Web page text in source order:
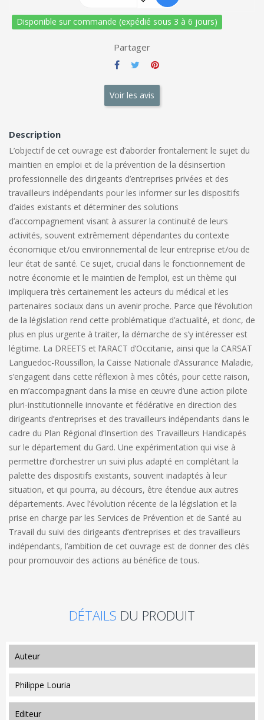
Disponible sur commande (expédié sous 3 à 6 jours)
Partager
Voir les avis
Description
L’objectif de cet ouvrage est d’aborder frontalement le sujet du
maintien en emploi et de la prévention de la désinsertion
professionnelle des dirigeants d’entreprises privées et des
travailleurs indépendants pour les informer sur les dispositifs
d’aides existants et déterminer des solutions
d’accompagnement visant à assurer la continuité de leurs
activités, souvent extrêmement dépendantes du contexte
économique et/ou environnemental de leur entreprise et/ou de
leur état de santé. Ce sujet, crucial dans le fonctionnement de
notre économie et le maintien de l’emploi, est un thème qui
impliquera très certainement les acteurs du médical et les
partenaires sociaux dans un avenir proche. Parce que l’évolution
de la législation rend cette problématique d’actualité, et donc, de
plus en plus urgente à traiter, la démarche de s’y intéresser est
légitime. La DREETS et l’ARACT d’Occitanie, ainsi que la CARSAT
Languedoc-Roussillon, la Caisse Nationale d’Assurance Maladie,
s’engagent dans cette réflexion à mes côtés, pour cette raison,
en m’accompagnant dans la mise en œuvre d’une action pilote
pluri-institutionnelle innovante et fédérative en direction des
dirigeants d’entreprises et des travailleurs indépendants dans le
cadre du Plan Régional d’Insertion des Travailleurs Handicapés
sur le département du Gard. Une expérimentation qui vise à
permettre d’orchestrer un suivi plus adapté en complétant la
palette des dispositifs existants, souvent inadaptés à leur
situation, et qui pourra, au décours, être étendue aux autres
départements. Avec l’évolution récente de la législation et la
prise en charge par les Services de Prévention et de Santé au
Travail du suivi des dirigeants d’entreprises et des travailleurs
indépendants, l’ambition de cet ouvrage est de donner des clés
pour promouvoir des actions au bénéfice de tous.
DÉTAILS DU PRODUIT
auteur
Philippe Louria
editeur